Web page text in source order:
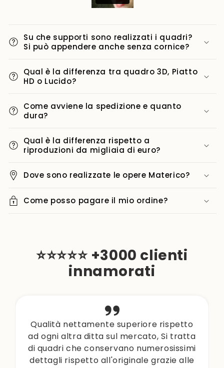
Su che supporti sono realizzati i quadri?
Si può appendere anche senza cornice?
Qual è la differenza tra quadro 3D, Piatto
HD o Lucido?
Come avviene la spedizione e quanto
dura?
Qual è la differenza rispetto a
riproduzioni da migliaia di euro?
Dove sono realizzate le opere Materico?
Come posso pagare il mio ordine?
⭐⭐⭐⭐⭐ +3000 clienti
innamorati
Mi è arrivato ieri la mia dama.. È
spettacolare, farò un altro ordine